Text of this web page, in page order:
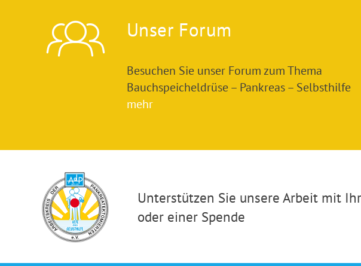
Unser Forum
Besuchen Sie unser Forum zum Thema
Bauchspeicheldrüse – Pankreas – Selbsthilfe
mehr
Unterstützen Sie unsere Arbeit mit
oder einer Spende